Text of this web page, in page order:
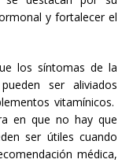
y fortalecer el
los síntomas de la
ser aliviados
vitamínicos.
en que no hay que
ser útiles cuando
médica,